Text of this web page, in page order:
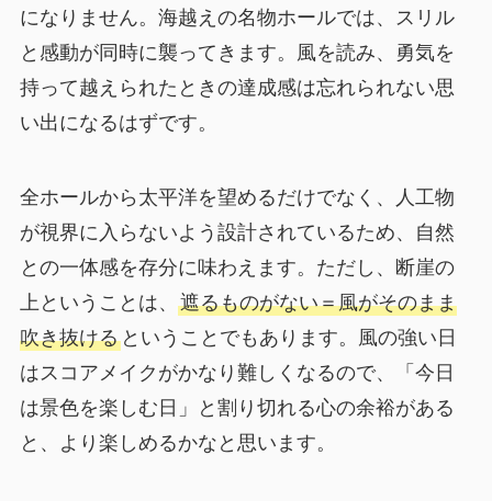
になりません。海越えの名物ホールでは、スリル
と感動が同時に襲ってきます。風を読み、勇気を
持って越えられたときの達成感は忘れられない思
い出になるはずです。
全ホールから太平洋を望めるだけでなく、人工物
が視界に入らないよう設計されているため、自然
との一体感を存分に味わえます。ただし、断崖の
上ということは、 遮るものがない＝風がそのまま
吹き抜けるということでもあります。風の強い日
はスコアメイクがかなり難しくなるので、「今日
は景色を楽しむ日」と割り切れる心の余裕がある
と、より楽しめるかなと思います。